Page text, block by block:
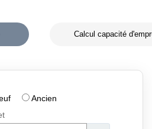
Calcul capacité